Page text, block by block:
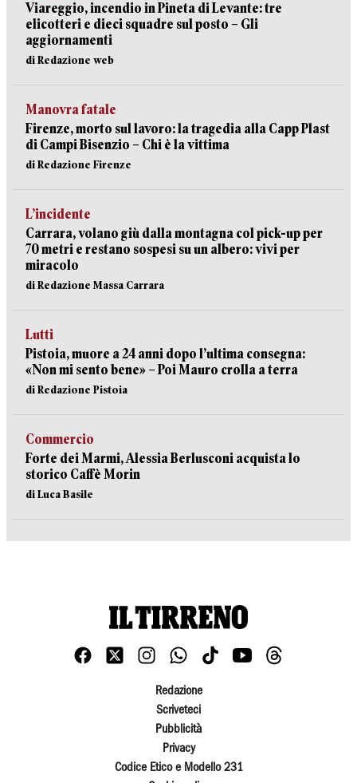
Viareggio, incendio in Pineta di Levante: tre
elicotteri e dieci squadre sul posto – Gli
aggiornamenti
di Redazione web
Manovra fatale
Firenze, morto sul lavoro: la tragedia alla Capp Plast
di Campi Bisenzio – Chi è la vittima
di Redazione Firenze
L’incidente
Carrara, volano giù dalla montagna col pick-up per
70 metri e restano sospesi su un albero: vivi per
miracolo
di Redazione Massa Carrara
Lutti
Pistoia, muore a 24 anni dopo l’ultima consegna:
«Non mi sento bene» – Poi Mauro crolla a terra
di Redazione Pistoia
Commercio
Forte dei Marmi, Alessia Berlusconi acquista lo
storico Caffè Morin
di Luca Basile
Redazione
Scriveteci
Pubblicità
Privacy
Codice Etico e Modello 231